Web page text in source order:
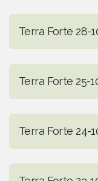
Terra Forte 28-
Terra Forte 25-
Terra Forte 24-